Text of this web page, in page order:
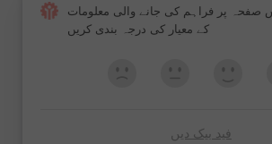
صفحہ پر فراہم کی جانے والی معلومات
کے معیار کی درجہ بندی کریں
فید بیک دیں